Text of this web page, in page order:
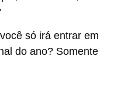
só irá entrar em
do ano? Somente